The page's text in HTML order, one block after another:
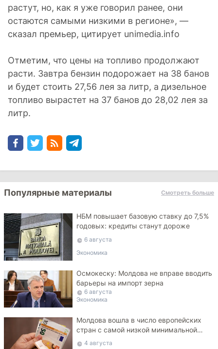
растут, но, как я уже говорил ранее, они
остаются самыми низкими в регионе», —
сказал премьер, цитирует unimedia.info
Отметим, что цены на топливо продолжают
расти. Завтра бензин подорожает на 38 банов
и будет стоить 27,56 лея за литр, а дизельное
топливо вырастет на 37 банов до 28,02 лея за
литр.
Популярные материалы Смотреть больше
НБМ повышает базовую ставку до 7,5%
годовых: кредиты станут дороже
6 августа
Экономика
Осмокеску: Молдова не вправе вводить
барьеры на импорт зерна
6 августа
Экономика
Молдова вошла в число европейских
стран с самой низкой минимальной
зарплатой
4 августа